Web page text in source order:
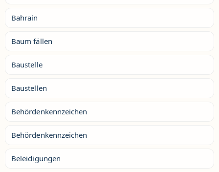
Bahrain
Baum fällen
Baustelle
Baustellen
Behördenkennzeichen
Behördenkennzeichen
Beleidigungen